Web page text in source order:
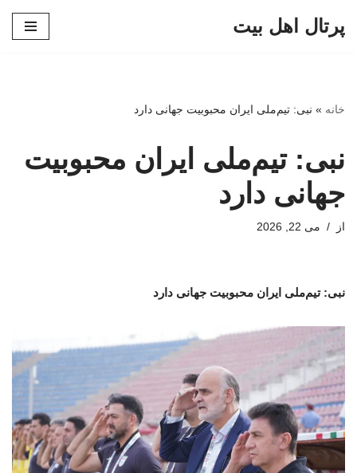
پرتال اهل بیت
خانه » نبی: تیم‌ملی ایران محبوبیت جهانی دارد
نبی: تیم‌ملی ایران محبوبیت
جهانی دارد
از می 22, 2026
نبی: تیم‌ملی ایران محبوبیت جهانی دارد